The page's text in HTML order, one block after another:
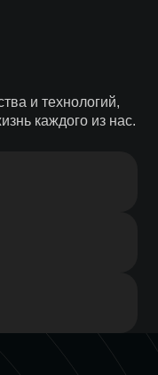
и технологий,
каждого из нас.